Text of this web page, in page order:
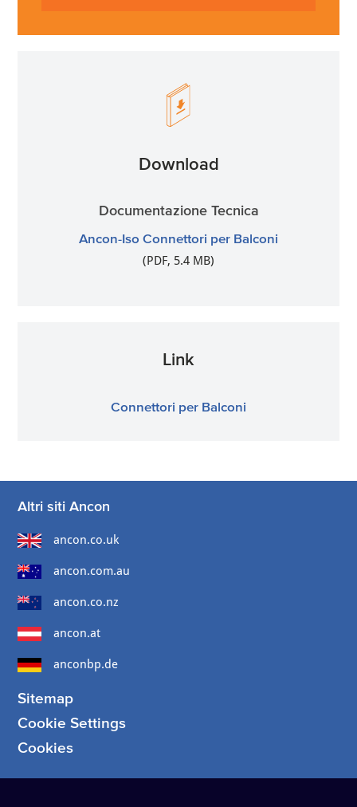
Download
Documentazione Tecnica
Ancon-Iso Connettori per Balconi
(PDF, 5.4 MB)
Link
Connettori per Balconi
Altri siti Ancon
ancon.co.uk
ancon.com.au
ancon.co.nz
ancon.at
anconbp.de
Sitemap
Cookie Settings
Cookies